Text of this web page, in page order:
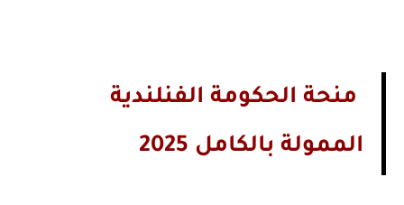
منحة الحكومة الفنلندية
الممولة بالكامل 2025